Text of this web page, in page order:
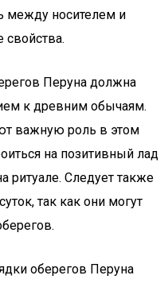
между носителем и
свойства.
Перуна должна
к древним обычаям.
важную роль в этом
на позитивный лад
ритуале. Следует также
так как они могут
оберегов Перуна